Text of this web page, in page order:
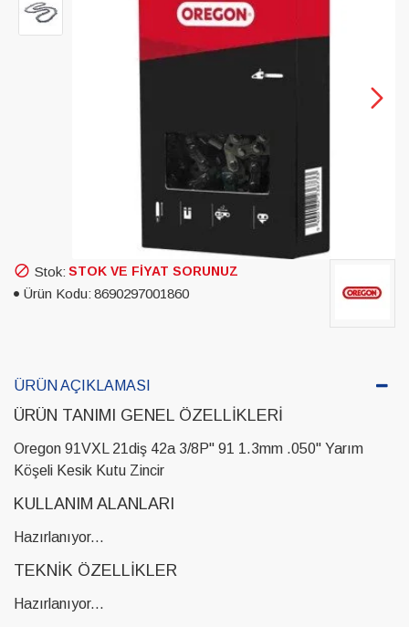
Stok: STOK VE FIYAT SORUNUZ
Ürün Kodu: 8690297001860
ÜRÜN AÇIKLAMASI
ÜRÜN TANIMI GENEL ÖZELLIKLERI
Oregon 91VXL 21diş 42a 3/8P" 91 1.3mm .050" Yarım
Köşeli Kesik Kutu Zincir
KULLANIM ALANLARI
Hazırlanıyor...
TEKNIK ÖZELLIKLER
Hazırlanıyor...